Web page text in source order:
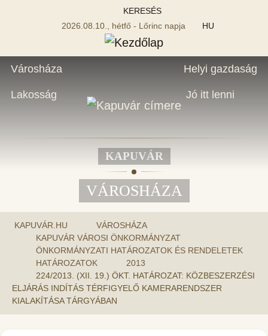
KERESÉS
2026.08.10., hétfő - Lőrinc napja
HU
Városháza
Lakosság
Helyi gazdaság
Jó itt lenni
KAPUVÁR
VÁROSHÁZA
KAPUVÁR.HU
VÁROSHÁZA
KAPUVÁR VÁROSI ÖNKORMÁNYZAT
ÖNKORMÁNYZATI HATÁROZATOK ÉS RENDELETEK
HATÁROZATOK
2013
224/2013. (XII. 19.) ÖKT. HATÁROZAT: KÖZBESZERZÉSI
ELJÁRÁS INDÍTÁS TÉRFIGYELŐ KAMERARENDSZER
KIALAKÍTÁSA TÁRGYÁBAN